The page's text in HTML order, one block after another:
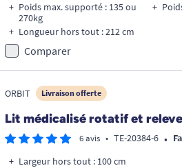
Poids max. supporté : 135 ou
270kg
Longueur hors tout : 212 cm
Comparer
ORBIT Livraison offerte
Lit médicalisé rotatif et
6 avis • TE-20384-6 •
Largeur hors tout : 100 cm